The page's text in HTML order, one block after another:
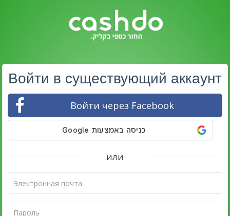
Войти в существующий аккаунт
Войти через Facebook
или